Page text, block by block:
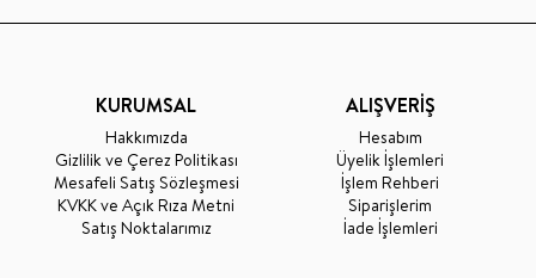
KURUMSAL
Hakkımızda
Gizlilik ve Çerez Politikası
Mesafeli Satış Sözleşmesi
KVKK ve Açık Rıza Metni
Satış Noktalarımız
ALIŞVERİŞ
Hesabım
Üyelik İşlemleri
İşlem Rehberi
Siparişlerim
İade İşlemleri